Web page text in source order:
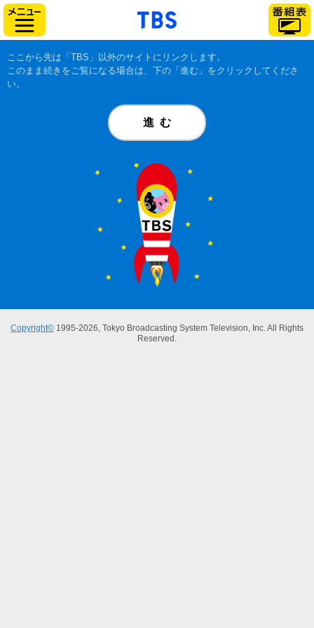
「TBSテレビ」トップ
ここから先は「TBS」以外のサイトにリンクします。
このまま続きをご覧になる場合は、下の「進む」をクリックしてくださ
い。
進む
Copyright© 1995-2026, Tokyo Broadcasting System Television, Inc. All Rights
Reserved.